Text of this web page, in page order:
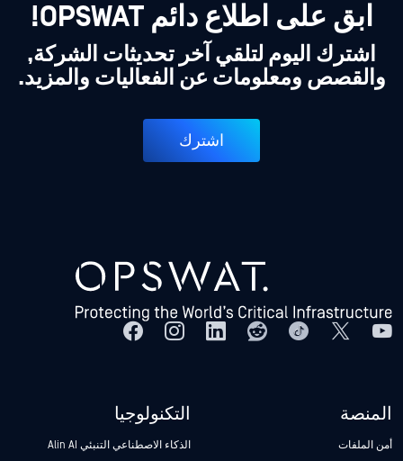
ابق على اطلاع دائم OPSWAT!
اشترك اليوم لتلقي آخر تحديثات الشركة,
والقصص ومعلومات عن الفعاليات والمزيد.
اشترك
المنصة
أمن الملفات
التكنولوجيا
الذكاء الاصطناعي التنبئي Alin AI